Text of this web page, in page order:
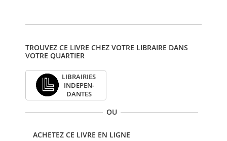
TROUVEZ CE LIVRE CHEZ VOTRE LIBRAIRE DANS
VOTRE QUARTIER
LIBRAI­RIES
INDE­PEN­
DANTES
OU
ACHETEZ CE LIVRE EN LIGNE